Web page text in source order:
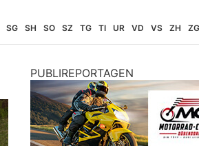
SG SH SO SZ TG TI UR VD VS ZH ZG
PUBLIREPORTAGEN